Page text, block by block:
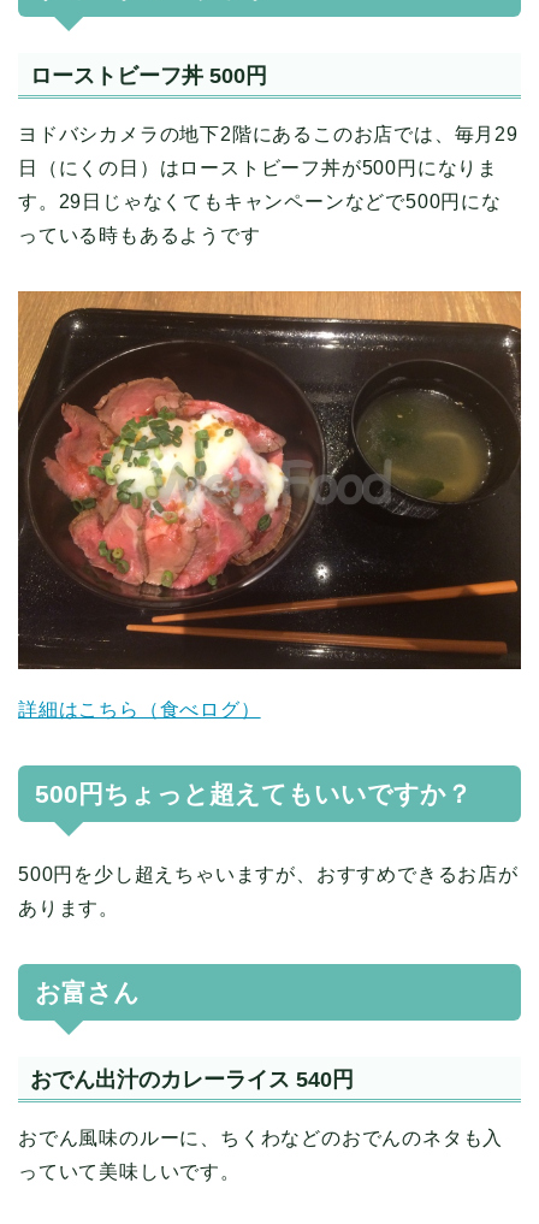
ローストビーフ丼 500円
ヨドバシカメラの地下2階にあるこのお店では、毎月29
日（にくの日）はローストビーフ丼が500円になりま
す。29日じゃなくてもキャンペーンなどで500円にな
っている時もあるようです
詳細はこちら（食べログ）
500円ちょっと超えてもいいですか？
500円を少し超えちゃいますが、おすすめできるお店が
あります。
お富さん
おでん出汁のカレーライス 540円
おでん風味のルーに、ちくわなどのおでんのネタも入
っていて美味しいです。